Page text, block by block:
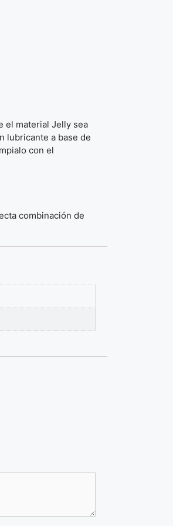
el material Jelly sea
lubricante a base de
con el
combinación de